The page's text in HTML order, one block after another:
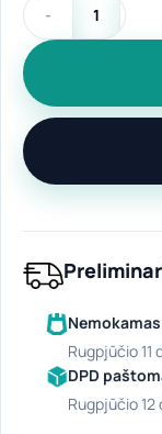
produkto kiekis:
rugpjūčio 11
DPD
rugpjūčio 12